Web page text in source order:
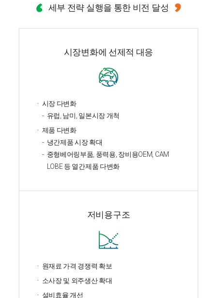
세부 전략 실행을 통한 비전 달성
시장변화에 선제적 대응
시장 다변화
유럽, 남미, 일본시장 개척
제품 다변화
냉간제품 시장 확대
중형베어링부품, 풍력용, 장비용OEM, CAM
LOBE 등 열간제품 다변화
저비용구조
원재료 가격 경쟁력 확보
소사장 및 외주생산 확대
설비효율 개선